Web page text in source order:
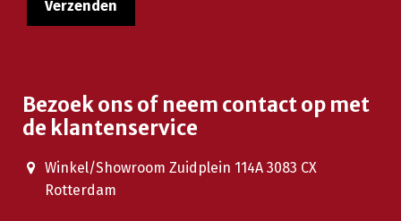
Bezoek ons of neem contact op met
de klantenservice
Winkel/Showroom Zuidplein 114A 3083 CX
Rotterdam